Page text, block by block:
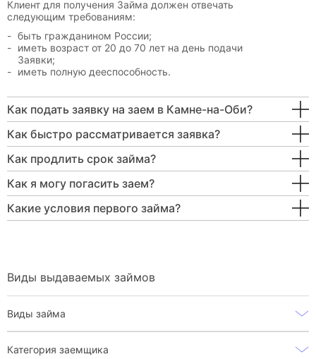
Клиент для получения Займа должен отвечать
следующим требованиям:
быть гражданином России;
иметь возраст от 20 до 70 лет на день подачи
Заявки;
иметь полную дееспособность.
Как подать заявку на заем в Камне-на-Оби?
Как быстро рассматривается заявка?
Как продлить срок займа?
Как я могу погасить заем?
Какие условия первого займа?
Виды выдаваемых займов
Виды займа
Категория заемщика